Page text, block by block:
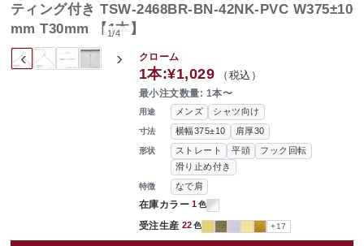
‹ ›
1/4
ティング付き TSW-2468BR-BN-42NK-PVC W375±10
mm T30mm 【1本】
用途 メンズ シャツ向け
寸法 横幅375±10 肩厚30
形状 ストレート 平頭
フック回転
滑り止め付き
特徴 なで肩
在庫カラー 1色
受注生産 22色 +17
クローム
1本:¥1,029 （税込）
最小注文数量: 1本〜